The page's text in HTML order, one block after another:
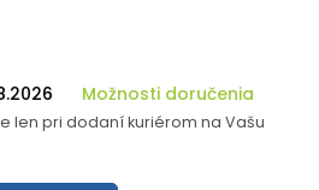
Možnosti doručenia
len pri dodaní kuriérom na Vašu